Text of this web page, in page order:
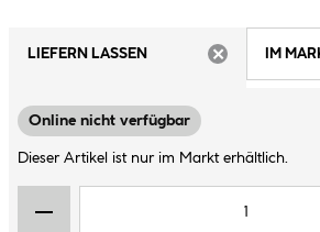
LIEFERN LASSEN
IM
Online nicht verfügbar
Dieser Artikel ist nur im Markt erhältlich.